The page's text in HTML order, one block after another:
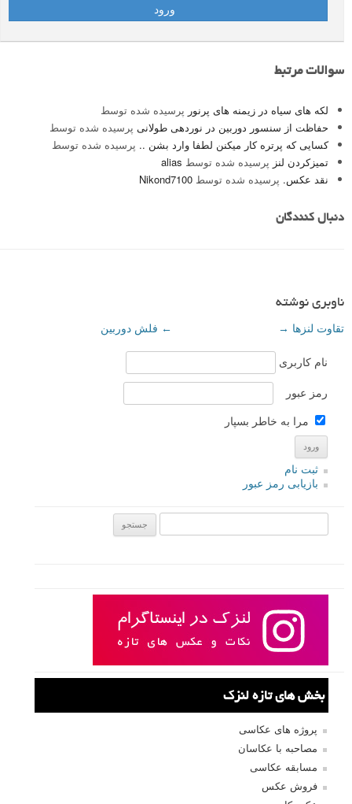
سوالات مرتبط
لکه های سیاه در زیمنه های پرنور پرسیده شده توسط
حفاظت از سنسور دوربین در نوردهی طولانی پرسیده شده توسط
کسایی که پرتره کار میکنن لطفا وارد بشن .. پرسیده شده توسط
تمیزکردن لنز پرسیده شده توسط alias
نقد عکس. پرسیده شده توسط Nikond7100
دنبال کنندگان
ناوبری نوشته
← فلش دوربین تقاوت لنزها →
نام کاربری
رمز عبور
مرا به خاطر بسپار
ثبت نام
بازیابی رمز عبور
بخش های تازه لنزک
پروژه های عکاسی
مصاحبه با عکاسان
مسابقه عکاسی
فروش عکس